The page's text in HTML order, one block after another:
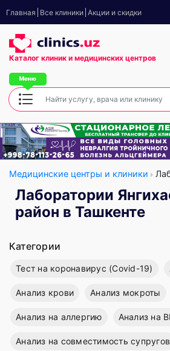
Главная Все клиники Акции и скидки
Каталог клиник и медицинских центров
Медицинские центры и клиники
Лаборатории
район в Ташкенте
Категории
Тест на коронавирус (Covid-19)
Анализ крови Анализ мокроты
Анализ на аллергию Анализ на
Анализ на совместимость супругов